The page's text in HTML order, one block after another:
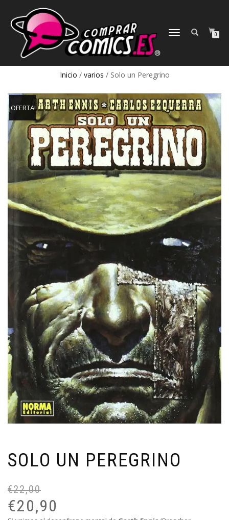
CAMBIAR
0
Inicio / varios / Solo un Peregrino
¡OFERTA!
SOLO UN PEREGRINO
€22,00
€20,90